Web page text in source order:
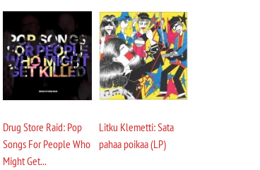
Drug Store Raid: Pop
Songs For People Who
Might Get...
Litku Klemetti: Sata
pahaa poikaa (LP)